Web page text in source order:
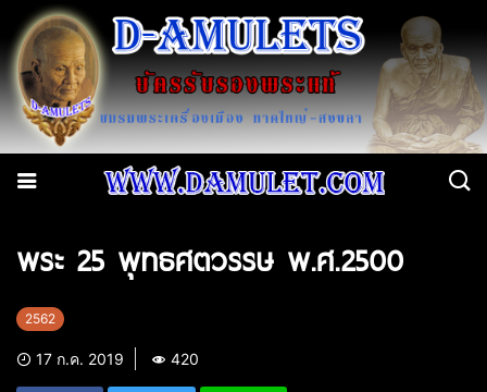
พระ 25 พุทธศตวรรษ พ.ศ.2500
2562
17 ก.ค. 2019 420